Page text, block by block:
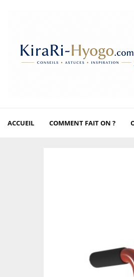
ACCUEIL COMMENT FAIT ON ?